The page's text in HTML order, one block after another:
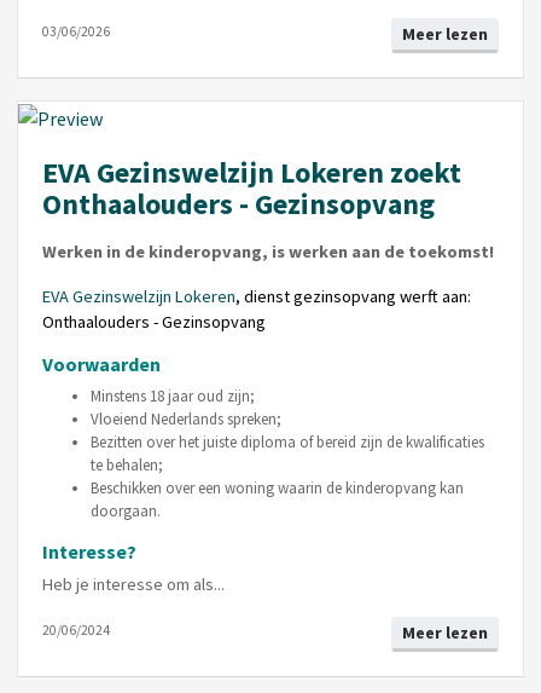
Meer lezen
03/06/2026
EVA Gezinswelzijn Lokeren zoekt
Onthaalouders - Gezinsopvang
Werken in de kinderopvang, is werken aan de toekomst!
EVA Gezinswelzijn Lokeren, dienst gezinsopvang werft aan:
Onthaalouders - Gezinsopvang
Voorwaarden
Minstens 18 jaar oud zijn;
Vloeiend Nederlands spreken;
Bezitten over het juiste diploma of bereid zijn de kwalificaties
te behalen;
Beschikken over een woning waarin de kinderopvang kan
doorgaan.
Interesse?
Heb je interesse om als...
Meer lezen
20/06/2024